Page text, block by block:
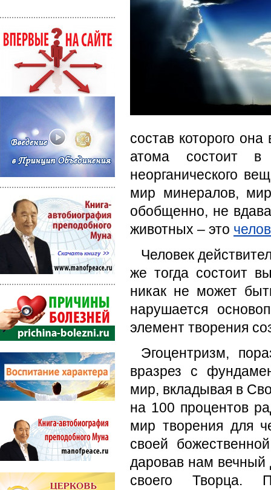
состав которого
атома состоит в
неорганического
мир минералов,
обобщенно, не
животных – это
Человек
же тогда состоит
никак не может
нарушается
элемент творения
Эгоцентризм,
вразрез с
мир, вкладывая в
на 100 процентов
мир творения для
своей
даровав нам вечный
своего Творца.